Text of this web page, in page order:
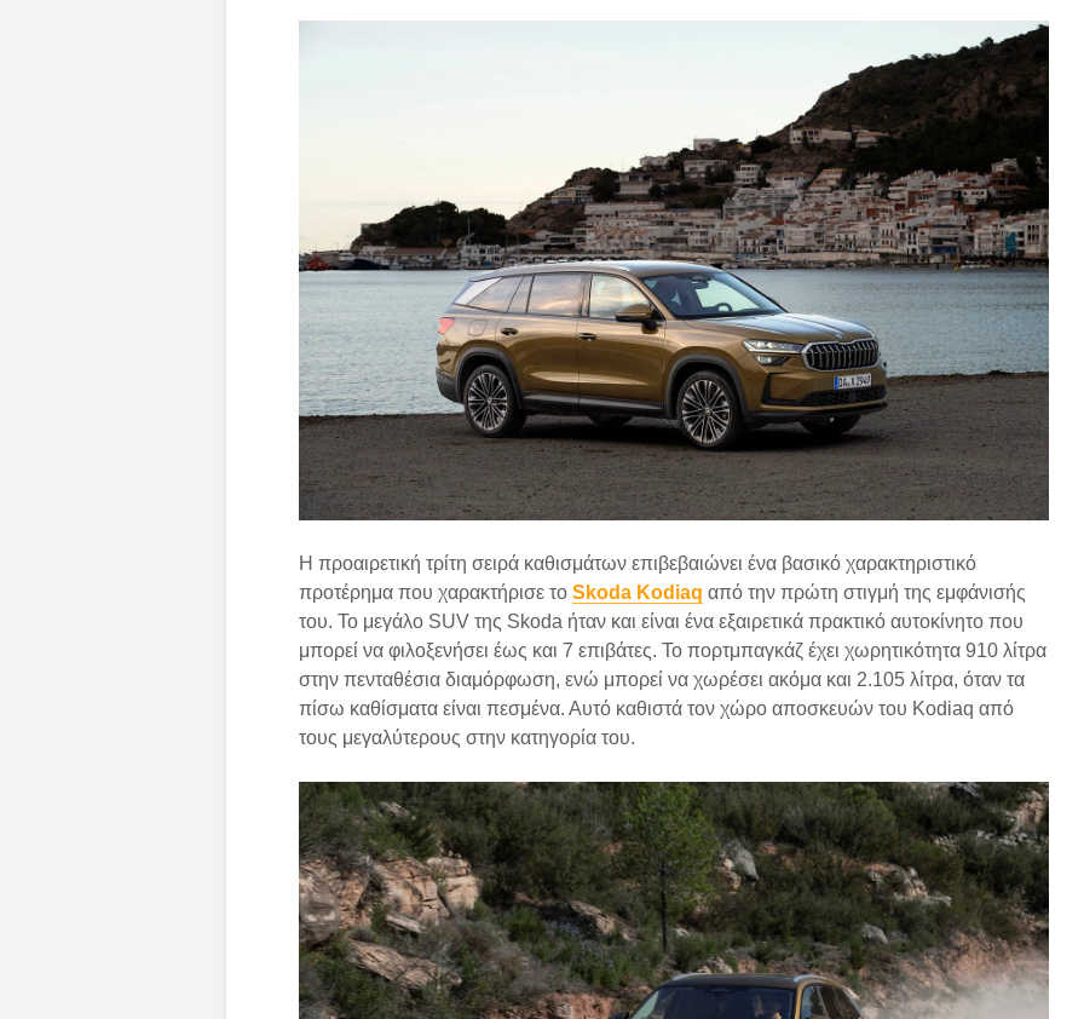
Η προαιρετική τρίτη σειρά καθισμάτων επιβεβαιώνει ένα βασικό χαρακτηριστικό
προτέρημα που χαρακτήρισε το Skoda Kodiaq από την πρώτη στιγμή της εμφάνισής
του. Το μεγάλο SUV της Skoda ήταν και είναι ένα εξαιρετικά πρακτικό αυτοκίνητο που
μπορεί να φιλοξενήσει έως και 7 επιβάτες. Το πορτμπαγκάζ έχει χωρητικότητα 910 λίτρα
στην πενταθέσια διαμόρφωση, ενώ μπορεί να χωρέσει ακόμα και 2.105 λίτρα, όταν τα
πίσω καθίσματα είναι πεσμένα. Αυτό καθιστά τον χώρο αποσκευών του Kodiaq από
τους μεγαλύτερους στην κατηγορία του.